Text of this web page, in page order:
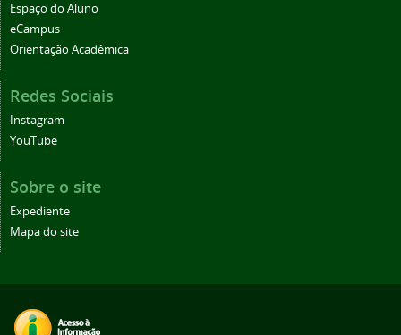
Espaço do Aluno
eCampus
Orientação Acadêmica
Redes Sociais
Instagram
YouTube
Sobre o site
Expediente
Mapa do site